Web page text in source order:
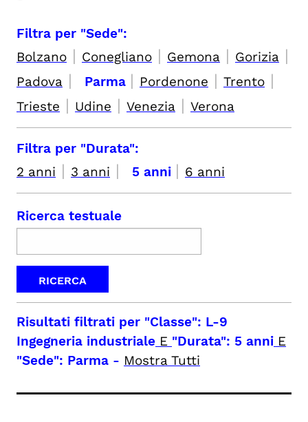
Filtra per "Sede":
Bolzano | Conegliano | Gemona | Gorizia |
Padova | Parma | Pordenone | Trento |
Trieste | Udine | Venezia | Verona
Filtra per "Durata":
2 anni | 3 anni | 5 anni | 6 anni
Ricerca testuale
Risultati filtrati per "Classe": L-9
Ingegneria industriale E "Durata": 5 anni E
"Sede": Parma - Mostra Tutti